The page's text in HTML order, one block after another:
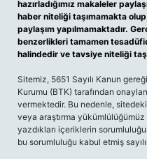
hazırladığımız makaleler
haber niteliği taşımamakta
paylaşım yapılmamaktadır.
benzerlikleri tamamen
halindedir ve tavsiye niteliği
Sitemiz, 5651 Sayılı Kanun
Kurumu (BTK) tarafından
vermektedir. Bu nedenle,
veya araştırma
yazdıkları içeriklerin
bu sorumluluğu kabul etmiş